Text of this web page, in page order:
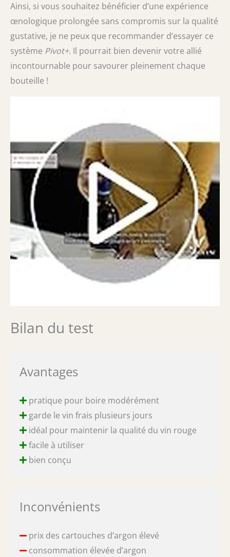
Ainsi, si vous souhaitez bénéficier d’une expérience
œnologique prolongée sans compromis sur la qualité
gustative, je ne peux que recommander d’essayer ce
système Pivot+. Il pourrait bien devenir votre allié
incontournable pour savourer pleinement chaque
bouteille !
Bilan du test
Avantages
pratique pour boire modérément
garde le vin frais plusieurs jours
idéal pour maintenir la qualité du vin rouge
facile à utiliser
bien conçu
Inconvénients
prix des cartouches d’argon élevé
consommation élevée d’argon